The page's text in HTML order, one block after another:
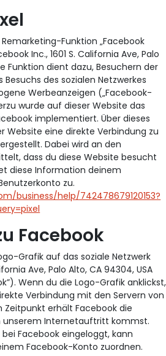
Funktion „Facebook
Inc., 1601 S. California Ave, Palo
Funktion dient dazu, Besuchern der
des sozialen Netzwerkes
Werbeanzeigen („Facebook-
wurde auf dieser Website das
implementiert. Über dieses
Website eine direkte Verbindung zu
Dabei wird an den
dass du diese Website besucht
diese Information deinem
zu.
business/help/742478679120153?
Facebook
Grafik auf das soziale Netzwerk
Ave, Palo Alto, CA 94304, USA
Wenn du die Logo-Grafik anklickst,
Verbindung mit den Servern von
Zeitpunkt erhält Facebook die
unserem Internetauftritt kommst.
Facebook eingeloggt, kann
Facebook-Konto zuordnen.